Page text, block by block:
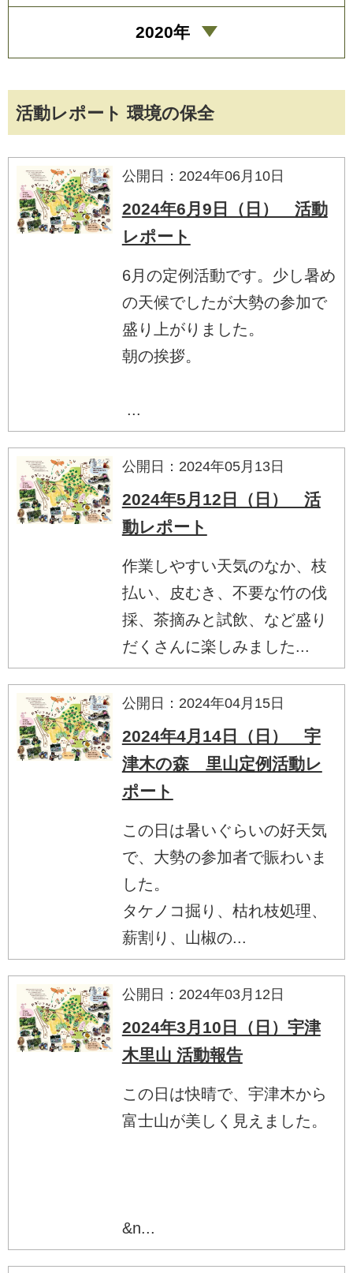
活動レポート 環境の保全
公開日：2024年06月10日
2024年6月9日（日） 活動
レポート
6月の定例活動です。少し暑め
の天候でしたが大勢の参加で
盛り上がりました。
朝の挨拶。
...
公開日：2024年05月13日
2024年5月12日（日） 活
動レポート
作業しやすい天気のなか、枝
払い、皮むき、不要な竹の伐
採、茶摘みと試飲、など盛り
だくさんに楽しみました...
公開日：2024年04月15日
2024年4月14日（日） 宇
津木の森 里山定例活動レ
ポート
この日は暑いぐらいの好天気
で、大勢の参加者で賑わいま
した。
タケノコ掘り、枯れ枝処理、
薪割り、山椒の...
公開日：2024年03月12日
2024年3月10日（日）宇津
木里山 活動報告
この日は快晴で、宇津木から
富士山が美しく見えました。
&n...
2020年